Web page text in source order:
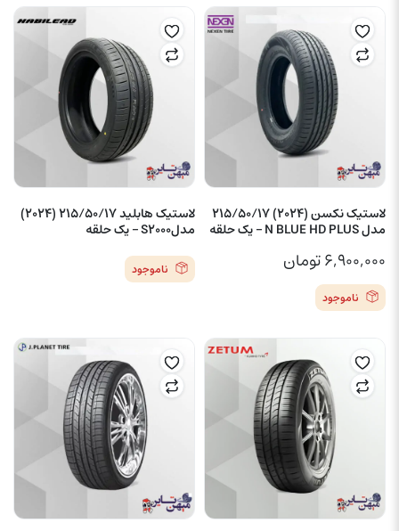
لاستیک نکسن (2024) 215/50/17
مدل N BLUE HD PLUS – یک حلقه
۶,۹۰۰,۰۰۰تومان
ناموجود
لاستیک هابلید 215/50/17 (2024)
مدلS2000 – یک حلقه
ناموجود